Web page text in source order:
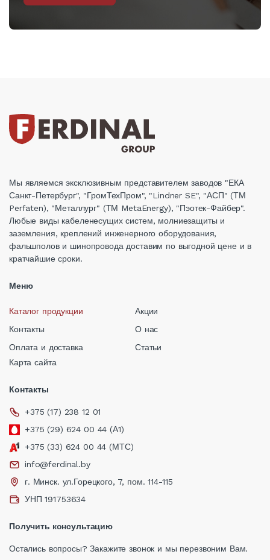
Мы являемся эксклюзивным представителем заводов "ЕКА
Санкт-Петербург", "ГромТехПром", "Lindner SE", "АСП" (ТМ
Perfaten), "Металлург" (ТМ MetaEnergy), "Пэотек-Файбер".
Любые виды кабеленесущих систем, молниезащиты и
заземления, креплений инженерного оборудования,
фальшполов и шинопровода доставим по выгодной цене и в
кратчайшие сроки.
Меню
Каталог продукции
Акции
Контакты
О нас
Оплата и доставка
Статьи
Карта сайта
Контакты
+375 (17) 238 12 01
+375 (29) 624 00 44 (А1)
+375 (33) 624 00 44 (МТС)
info@ferdinal.by
г. Минск. ул.Горецкого, 7, пом. 114-115
УНП 191753634
Получить консультацию
Остались вопросы? Закажите звонок и мы перезвоним Вам.